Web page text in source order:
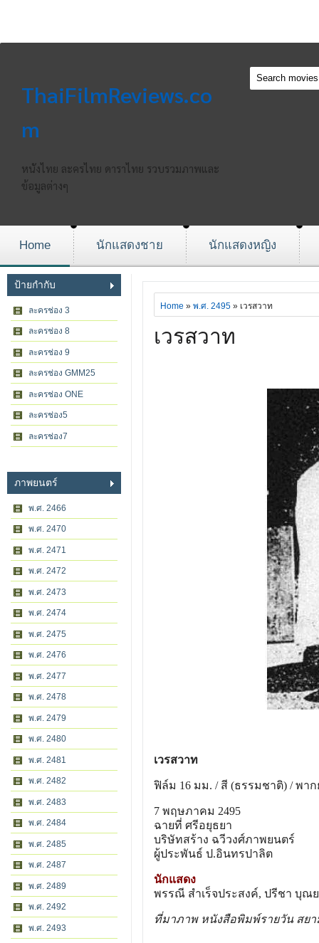
ThaiFilmReviews.co
m
หนังไทย ละครไทย ดาราไทย รวบรวมภาพและ
ข้อมูลต่างๆ
Home นักแสดงชาย นักแสดงหญิง
ป้ายกำกับ
ละครช่อง 3
ละครช่อง 8
ละครช่อง 9
ละครช่อง GMM25
ละครช่อง ONE
ละครช่อง5
ละครช่อง7
ภาพยนตร์
พ.ศ. 2466
พ.ศ. 2470
พ.ศ. 2471
พ.ศ. 2472
พ.ศ. 2473
พ.ศ. 2474
พ.ศ. 2475
พ.ศ. 2476
พ.ศ. 2477
พ.ศ. 2478
พ.ศ. 2479
พ.ศ. 2480
พ.ศ. 2481
พ.ศ. 2482
พ.ศ. 2483
พ.ศ. 2484
พ.ศ. 2485
พ.ศ. 2487
พ.ศ. 2489
พ.ศ. 2492
พ.ศ. 2493
Home » พ.ศ. 2495 » เวรสวาท
เวรสวาท
เวรสวาท
ฟิล์ม 16 มม. / สี (ธรรมชาติ) / พาก
7 พฤษภาคม 2495
ฉายที่ ศรีอยุธยา
บริษัทสร้าง ฉวีวงศ์ภาพยนตร์
ผู้ประพันธ์ ป.อินทรปาลิต
นักแสดง
พรรณี สําเร็จประสงค์, ปรีชา บุณ
ที่มาภาพ หนังสือพิมพ์รายวัน สยา